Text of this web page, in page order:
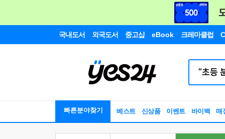
국내도서 외국도서 중고샵 eBook 크레마클럽
빠른분야찾기 베스트 신상품 이벤트 바이백 매